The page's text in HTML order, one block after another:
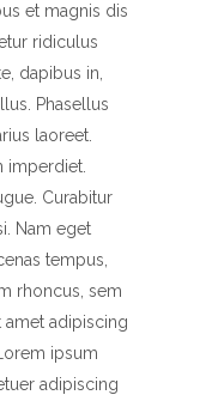
et magnis dis
ridiculus
dapibus in,
Phasellus
laoreet.
imperdiet.
Curabitur
Nam eget
tempus,
rhoncus, sem
adipiscing
ipsum
adipiscing